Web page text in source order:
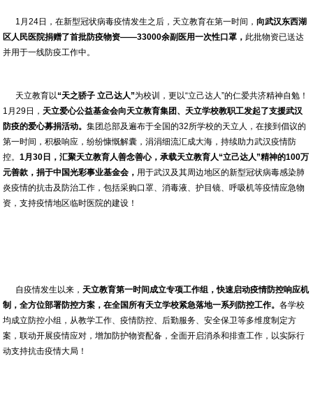
1月24日，在新型冠状病毒疫情发生之后，天立教育在第一时间，向武汉东西湖
区人民医院捐赠了首批防疫物资——33000余副医用一次性口罩， 此批物资已送达
并用于一线防疫工作中。
天立教育以“天之骄子 立己达人”为校训，更以“立己达人”的仁爱共济精神自勉！
1月29日， 天立爱心公益基金会向天立教育集团、天立学校教职工发起了支援武汉
防疫的爱心募捐活动。集团总部及遍布于全国的32所学校的天立人，在接到倡议的
第一时间，积极响应，纷纷慷慨解囊，涓涓细流汇成大海，持续助力武汉疫情防
控。1月30日，汇聚天立教育人善念善心，承载天立教育人“立己达人”精神的100万
元善款，捐于中国光彩事业基金会， 用于武汉及其周边地区的新型冠状病毒感染肺
炎疫情的抗击及防治工作，包括采购口罩、消毒液、护目镜、呼吸机等疫情应急物
资，支持疫情地区临时医院的建设！
自疫情发生以来， 天立教育第一时间成立专项工作组，快速启动疫情防控响应机
制，全方位部署防控方案，在全国所有天立学校紧急落地一系列防控工作。各学校
均成立防控小组，从教学工作、疫情防控、后勤服务、安全保卫等多维度制定方
案，联动开展疫情应对，增加防护物资配备，全面开启消杀和排查工作，以实际行
动支持抗击疫情大局！